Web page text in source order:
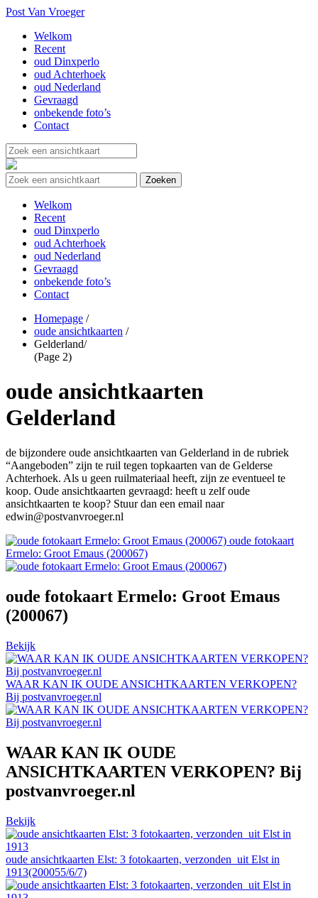
Post Van Vroeger
Welkom
Recent
oud Dinxperlo
oud Achterhoek
oud Nederland
Gevraagd
onbekende foto’s
Contact
Welkom
Recent
oud Dinxperlo
oud Achterhoek
oud Nederland
Gevraagd
onbekende foto’s
Contact
Homepage /
oude ansichtkaarten /
Gelderland/
(Page 2)
oude ansichtkaarten
Gelderland
de bijzondere oude ansichtkaarten van Gelderland in de rubriek
“Aangeboden” zijn te ruil tegen topkaarten van de Gelderse
Achterhoek. Als u geen ruilmateriaal heeft, zijn ze eventueel te
koop. Oude ansichtkaarten gevraagd: heeft u zelf oude
ansichtkaarten te koop? Stuur dan een email naar
edwin@postvanvroeger.nl
oude fotokaart
Ermelo: Groot Emaus (200067)
oude fotokaart Ermelo: Groot Emaus
(200067)
Bekijk
WAAR KAN IK OUDE ANSICHTKAARTEN VERKOPEN?
Bij postvanvroeger.nl
WAAR KAN IK OUDE
ANSICHTKAARTEN VERKOPEN? Bij
postvanvroeger.nl
Bekijk
oude ansichtkaarten Elst: 3 fotokaarten, verzonden uit Elst in
1913(200055/6/7)